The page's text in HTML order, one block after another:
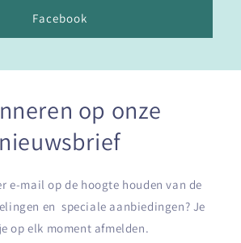
Facebook
op onze
nieuwsbrief
e-mail op de hoogte houden van de
en speciale aanbiedingen? Je
op elk moment afmelden.